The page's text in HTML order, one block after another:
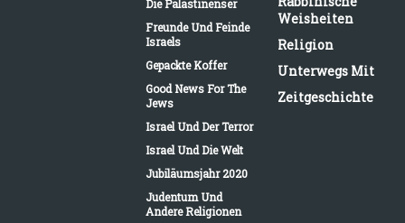
Die Palästinenser
Freunde Und Feinde
Israels
Gepackte Koffer
Good News For The
Jews
Israel Und Der Terror
Israel Und Die Welt
Jubiläumsjahr 2020
Judentum Und
Andere Religionen
Weisheiten
Religion
Unterwegs Mit
Zeitgeschichte